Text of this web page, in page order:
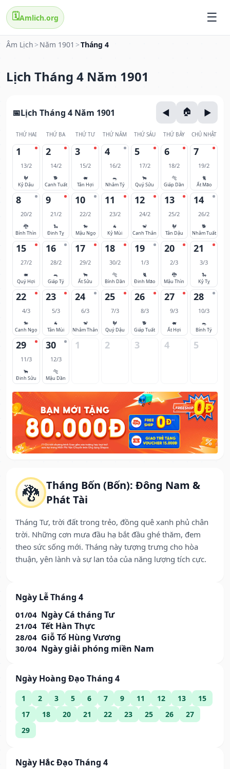
🗓️Amlich.org
Âm Lịch > Năm 1901 >Tháng 4
Lịch Tháng 4 Năm 1901
🐉 Tháng Bốn (Bốn): Đông Nam &
Phát Tài
Tháng Tư, trời đất trong trẻo, đồng quê xanh phủ chân
trời. Những cơn mưa đầu hạ bắt đầu ghé thăm, đem
theo sức sống mới. Tháng này tượng trưng cho hòa
thuận, yên lành và sự lan tỏa của năng lượng tích cực.
Ngày Lễ Tháng 4
01/04 Ngày Cá tháng Tư
21/04 Tết Hàn Thực
28/04 Giỗ Tổ Hùng Vương
30/04 Ngày giải phóng miền Nam
Ngày Hoàng Đạo Tháng 4
1 2 3 5 6 7 9 11 12 13
15
17
18 20 21 22 23 25 26
27
29
Ngày Hắc Đạo Tháng 4
Lịch Tháng 4 Năm 1901
THỨ HAI THỨ BA THỨ TƯ THỨ NĂM THỨ SÁU THỨ BẢY CHỦ NHẬT
1
13/2
🐓
Kỷ Dậu
2
14/2
🐕
Canh Tuất
3
15/2
🐖
Tân Hợi
4
16/2
🐀
Nhâm Tý
5
17/2
🐂
Quý Sửu
6
18/2
🐅
Giáp Dần
7
19/2
🐈
Ất Mão
8
20/2
🐉
Bính Thìn
9
21/2
🐍
Đinh Tỵ
10
22/2
🐎
Mậu Ngọ
11
23/2
🐐
Kỷ Mùi
12
24/2
🐒
Canh Thân
13
25/2
🐓
Tân Dậu
14
26/2
🐕
Nhâm Tuất
15
27/2
🐖
Quý Hợi
16
28/2
🐀
Giáp Tý
17
29/2
🐂
Ất Sửu
18
30/2
🐅
Bính Dần
19
1/3
🐈
Đinh Mão
20
2/3
🐉
Mậu Thìn
21
3/3
🐍
Kỷ Tỵ
22
4/3
🐎
Canh Ngọ
23
5/3
🐐
Tân Mùi
24
6/3
🐒
Nhâm Thân
25
7/3
🐓
Quý Dậu
26
8/3
🐕
Giáp Tuất
27
9/3
🐖
Ất Hợi
28
10/3
🐀
Bính Tý
29
11/3
🐂
Đinh Sửu
30
12/3
🐅
Mậu Dần
1 2 3 4 5